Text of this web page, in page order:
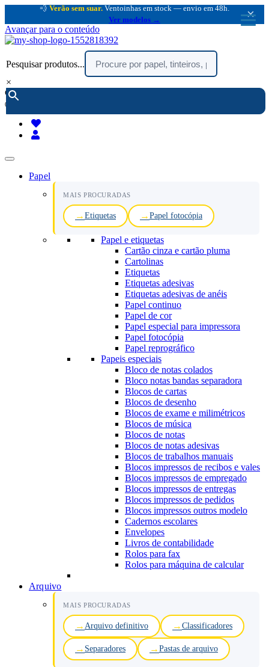
💨 Verão sem suar. Ventoinhas em stock — envio em 48h.
Ver modelos →
×
Avançar para o conteúdo
Pesquisar produtos...
×
encomendar por telefone :
(chamada rede fixa nacional)
Papel
MAIS PROCURADAS
Etiquetas Papel fotocópia
Papel e etiquetas
Cartão cinza e cartão pluma
Cartolinas
Etiquetas
Etiquetas adesivas
Etiquetas adesivas de anéis
Papel continuo
Papel de cor
Papel especial para impressora
Papel fotocópia
Papel reprográfico
Papeis especiais
Bloco de notas colados
Bloco notas bandas separadora
Blocos de cartas
Blocos de desenho
Blocos de exame e milimétricos
Blocos de música
Blocos de notas
Blocos de notas adesivas
Blocos de trabalhos manuais
Blocos impressos de recibos e vales
Blocos impressos de empregado
Blocos impressos de entregas
Blocos impressos de pedidos
Blocos impressos outros modelo
Cadernos escolares
Envelopes
Livros de contabilidade
Rolos para fax
Rolos para máquina de calcular
Arquivo
MAIS PROCURADAS
Arquivo definitivo Classificadores
Separadores Pastas de arquivo